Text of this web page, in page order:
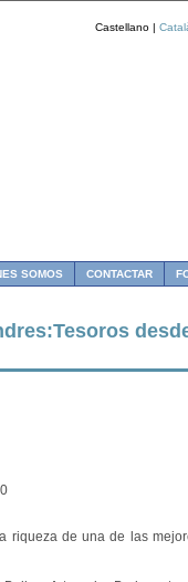
Castellano |
SOMOS CONTACTAR
riqueza de una de las